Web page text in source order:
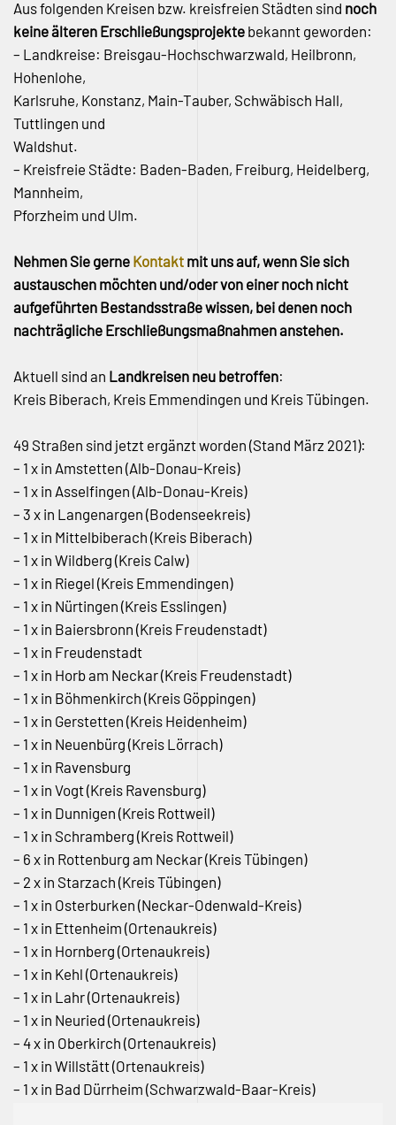
Aus folgenden Kreisen bzw. kreisfreien Städten sind noch
keine älteren Erschließungsprojekte bekannt geworden:
– Landkreise: Breisgau-Hochschwarzwald, Heilbronn,
Hohenlohe,
Karlsruhe, Konstanz, Main-Tauber, Schwäbisch Hall,
Tuttlingen und
Waldshut.
– Kreisfreie Städte: Baden-Baden, Freiburg, Heidelberg,
Mannheim,
Pforzheim und Ulm.
Nehmen Sie gerne Kontakt mit uns auf, wenn Sie sich
austauschen möchten und/oder von einer noch nicht
aufgeführten Bestandsstraße wissen, bei denen noch
nachträgliche Erschließungsmaßnahmen anstehen.
Aktuell sind an Landkreisen neu betroffen:
Kreis Biberach, Kreis Emmendingen und Kreis Tübingen.
49 Straßen sind jetzt ergänzt worden (Stand März 2021):
– 1 x in Amstetten (Alb-Donau-Kreis)
– 1 x in Asselfingen (Alb-Donau-Kreis)
– 3 x in Langenargen (Bodenseekreis)
– 1 x in Mittelbiberach (Kreis Biberach)
– 1 x in Wildberg (Kreis Calw)
– 1 x in Riegel (Kreis Emmendingen)
– 1 x in Nürtingen (Kreis Esslingen)
– 1 x in Baiersbronn (Kreis Freudenstadt)
– 1 x in Freudenstadt
– 1 x in Horb am Neckar (Kreis Freudenstadt)
– 1 x in Böhmenkirch (Kreis Göppingen)
– 1 x in Gerstetten (Kreis Heidenheim)
– 1 x in Neuenbürg (Kreis Lörrach)
– 1 x in Ravensburg
– 1 x in Vogt (Kreis Ravensburg)
– 1 x in Dunnigen (Kreis Rottweil)
– 1 x in Schramberg (Kreis Rottweil)
– 6 x in Rottenburg am Neckar (Kreis Tübingen)
– 2 x in Starzach (Kreis Tübingen)
– 1 x in Osterburken (Neckar-Odenwald-Kreis)
– 1 x in Ettenheim (Ortenaukreis)
– 1 x in Hornberg (Ortenaukreis)
– 1 x in Kehl (Ortenaukreis)
– 1 x in Lahr (Ortenaukreis)
– 1 x in Neuried (Ortenaukreis)
– 4 x in Oberkirch (Ortenaukreis)
– 1 x in Willstätt (Ortenaukreis)
– 1 x in Bad Dürrheim (Schwarzwald-Baar-Kreis)